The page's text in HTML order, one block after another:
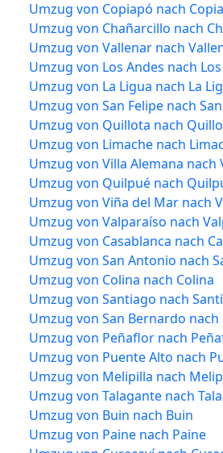
Umzug von Copiapó nach
Umzug von Chañarcillo nach
Umzug von Vallenar nach
Umzug von Los Andes nach
Umzug von La Ligua nach La
Umzug von San Felipe nach
Umzug von Quillota nach
Umzug von Limache nach
Umzug von Villa Alemana nach
Umzug von Quilpué nach
Umzug von Viña del Mar nach
Umzug von Valparaíso nach
Umzug von Casablanca nach
Umzug von San Antonio nach
Umzug von Colina nach Colina
Umzug von Santiago nach
Umzug von San Bernardo nach
Umzug von Peñaflor nach
Umzug von Puente Alto nach
Umzug von Melipilla nach
Umzug von Talagante nach
Umzug von Buin nach Buin
Umzug von Paine nach Paine